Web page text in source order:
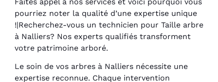
pourriez noter la qualité d’une expertise unique
!|Recherchez-vous un technicien pour Taille arbre
à Nalliers? Nos experts qualifiés transforment
votre patrimoine arboré.
Le soin de vos arbres à Nalliers nécessite une
expertise reconnue. Chaque intervention